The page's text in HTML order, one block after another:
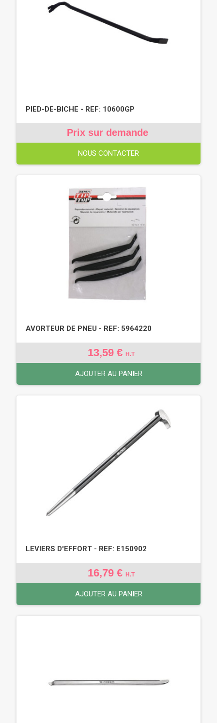
PIED-DE-BICHE - REF: 10600GP
Prix sur demande
NOUS CONTACTER
AVORTEUR DE PNEU - REF: 5964220
13,59 € H.T
AJOUTER AU PANIER
LEVIERS D'EFFORT - REF: E150902
16,79 € H.T
AJOUTER AU PANIER